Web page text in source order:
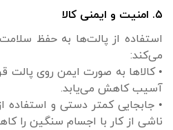
۵. امنیت و ایمنی کالا
استفاده از پالت‌ها به حفظ
می‌کند:
• کالاها به صورت ایمن روی پالت
آسیب کاهش می‌یابد.
• جابجایی کمتر دستی و استفاده
ناشی از کار با اجسام سنگین را